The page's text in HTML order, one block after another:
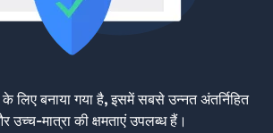
लिए बनाया गया है, इसमें सबसे उन्नत अंतर्निहित
उच्च-मात्रा की क्षमताएं उपलब्ध हैं।